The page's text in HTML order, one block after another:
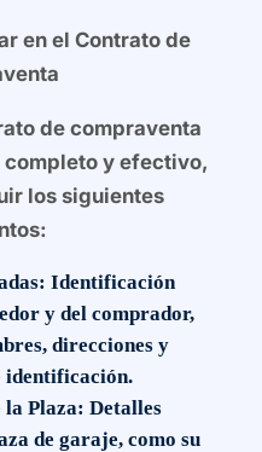
en el Contrato de
de compraventa
y efectivo,
los siguientes
: Identificación
y del comprador,
direcciones y
identificación.
la Plaza: Detalles
de garaje, como su